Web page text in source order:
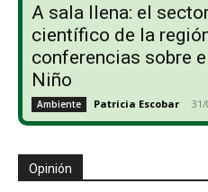
A sala llena: el
científico de la
conferencias sobre
Niño
Ambiente Patricia Escobar - 31/
Opinión